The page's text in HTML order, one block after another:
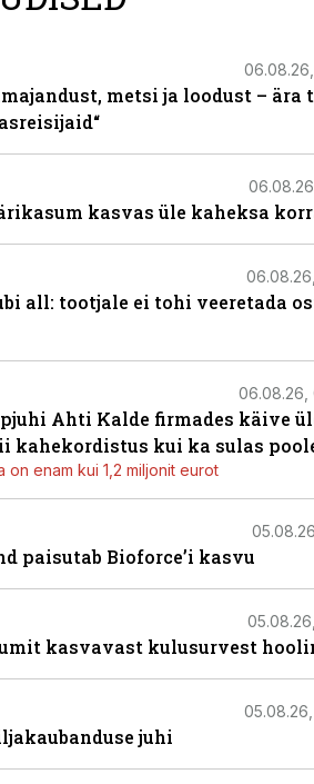
06.08.26,
metsi ja loodust – ära
kasvas üle kaheksa
all: tootjale ei tohi veeretada
06.08.26,
Ahti Kalde firmades käive
kahekordistus kui ka sulas
on enam kui 1,2 miljonit eurot
paisutab Bioforce’i kasvu
kasvavast kulusurvest
05.08.26,
juhi